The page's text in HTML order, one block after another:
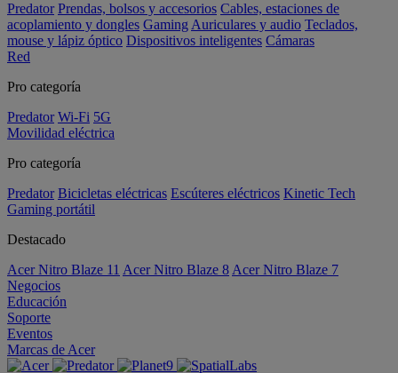
Predator Prendas, bolsos y accesorios Cables, estaciones de
acoplamiento y dongles Gaming Auriculares y audio Teclados,
mouse y lápiz óptico Dispositivos inteligentes Cámaras
Red
Pro categoría
Predator Wi-Fi 5G
Movilidad eléctrica
Pro categoría
Predator Bicicletas eléctricas Escúteres eléctricos Kinetic Tech
Gaming portátil
Destacado
Acer Nitro Blaze 11 Acer Nitro Blaze 8 Acer Nitro Blaze 7
Negocios
Educación
Soporte
Eventos
Marcas de Acer